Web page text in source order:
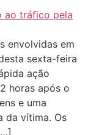
envolvidas em
sexta-feira
ação
horas após o
e uma
da vítima. Os